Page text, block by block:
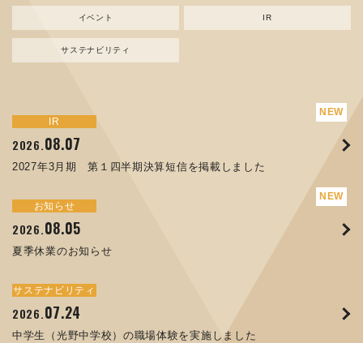
イベント IR
サステナビリティ
IR
2026.08.07
2027年3月期 第１四半期決算短信を掲載しました
お知らせ
2026.08.05
夏季休業のお知らせ
サステナビリティ
2026.07.24
中学生（光野中学校）の職場体験を実施しました
新規事業
2024.04.10
資源ごみAI 自動選別機 販売開始のお知らせ
お知らせ
2026.08.05
夏季休業のお知らせ
お知らせ
2025.11.17
コラムを更新しました：MECT2025(メカトロテックジャパ
お知らせ
2025. 09.02
トピックス
2026.07.17
ORANGE NEWS Vol. 014を掲載しました
トピックス
2026.04.17
ORANGE NEWS Vol. 013を掲載しました
トピックス
2025.10.01
高松流技Vol.25を掲載しました
イベント
2026.04.03
MEX金沢2026 出展のご案内 ※終了しました
イベント
2025.08.29
MECT 2025 出展のご案内 ※終了しました
イベント
2025.04.16
MEX金沢2025 出展のご案内 ※終了しました
IR
2026.08.07
2027年3月期 第１四半期決算短信を掲載しました
IR
2026.07.22
譲渡制限付株式報酬としての自己株式の処分の割当完了に関
IR
2026. 07.07
サステナビリティ
2026.07.24
中学生（光野中学校）の職場体験を実施しました
サステナビリティ
2026.06.12
人材戦略を策定しました
サステナビリティ
2026.03.26
「健康経営優良法人２０２６（大規模法人部門）」に認定さ